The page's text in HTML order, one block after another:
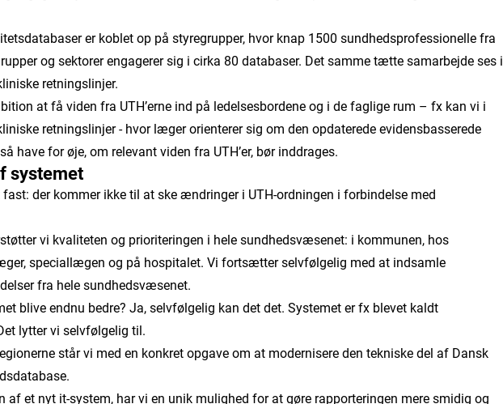
er koblet op på styregrupper, hvor knap 1500 sundhedsprofessionelle fra
og sektorer engagerer sig i cirka 80 databaser. Det samme tætte samarbejde ses i
retningslinjer.
at få viden fra UTH’erne ind på ledelsesbordene og i de faglige rum – fx kan vi i
retningslinjer - hvor læger orienterer sig om den opdaterede evidensbasserede
have for øje, om relevant viden fra UTH’er, bør inddrages.
systemet
der kommer ikke til at ske ændringer i UTH-ordningen i forbindelse med
vi kvaliteten og prioriteringen i hele sundhedsvæsenet: i kommunen, hos
speciallægen og på hospitalet. Vi fortsætter selvfølgelig med at indsamle
fra hele sundhedsvæsenet.
blive endnu bedre? Ja, selvfølgelig kan det det. Systemet er fx blevet kaldt
lytter vi selvfølgelig til.
står vi med en konkret opgave om at modernisere den tekniske del af Dansk
af et nyt it-system, har vi en unik mulighed for at gøre rapporteringen mere smidig og